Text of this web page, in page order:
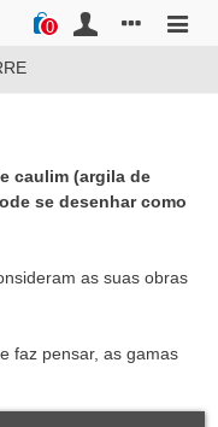
0
caulim (argila de
se desenhar como
as suas obras
faz pensar, as gamas